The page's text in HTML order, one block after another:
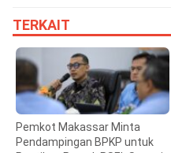
TERKAIT
Pemkot Makassar Minta
Pendampingan BPKP untuk